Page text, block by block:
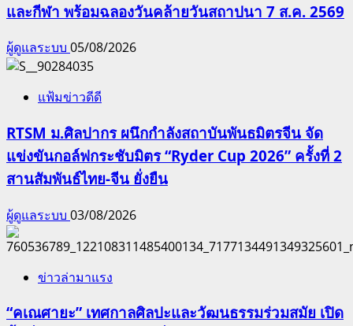
และกีฬา พร้อมฉลองวันคล้ายวันสถาปนา 7 ส.ค. 2569
ผู้ดูแลระบบ 05/08/2026
แฟ้มข่าวดีดี
RTSM ม.ศิลปากร ผนึกกำลังสถาบันพันธมิตรจีน จัด
แข่งขันกอล์ฟกระชับมิตร “Ryder Cup 2026” ครั้งที่ 2
สานสัมพันธ์ไทย-จีน ยั่งยืน
ผู้ดูแลระบบ 03/08/2026
ข่าวล่ามาแรง
“คเณศายะ” เทศกาลศิลปะและวัฒนธรรมร่วมสมัย เปิด